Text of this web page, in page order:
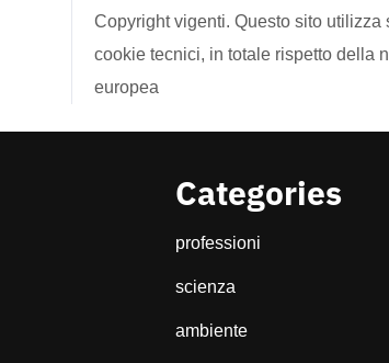
Copyright vigenti. Questo sito utilizza
cookie tecnici, in totale rispetto della
europea
Categories
professioni
scienza
ambiente